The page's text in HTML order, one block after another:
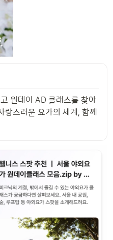
원데이 AD 클래스를 찾아
스러운 요가의 세계, 함께